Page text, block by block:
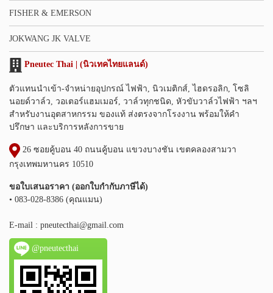
FISHER & EMERSON
JOKWANG JK VALVE
Pneutec Thai | (นิวเทคไทยแลนด์)
ตัวแทนนำเข้า-จำหน่ายอุปกรณ์ ไฟฟ้า, นิวเมติกส์, ไฮดรอลิก, โซลิ
นอยด์วาล์ว, วอเตอร์แฮมเมอร์, วาล์วทุกชนิด, หัวขับวาล์วไฟฟ้า ฯลฯ
สำหรับงานอุตสาหกรรม ของแท้ ส่งตรงจากโรงงาน พร้อมให้คำ
ปรึกษา และบริการหลังการขาย
26 ซอยคู้บอน 40 ถนนคู้บอน แขวงบางชัน เขตคลองสามวา
กรุงเทพมหานคร 10510
ขอใบเสนอราคา (ออกใบกำกับภาษีได้)
• 083-028-8386 (คุณแมน)
E-mail : pneutecthai@gmail.com
@pneutecthai